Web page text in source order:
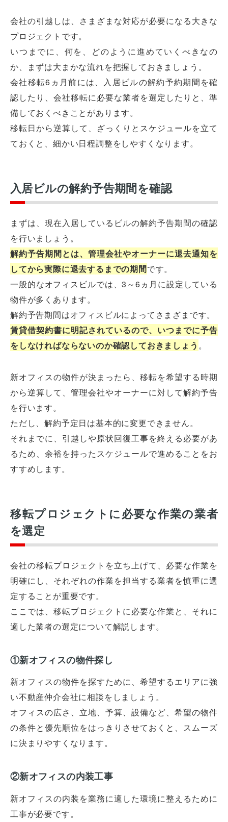
会社の引越しは、さまざまな対応が必要になる大きな
プロジェクトです。
いつまでに、何を、どのように進めていくべきなの
か、まずは大まかな流れを把握しておきましょう。
会社移転6ヵ月前には、入居ビルの解約予約期間を確
認したり、会社移転に必要な業者を選定したりと、準
備しておくべきことがあります。
移転日から逆算して、ざっくりとスケジュールを立て
ておくと、細かい日程調整をしやすくなります。
入居ビルの解約予告期間を確認
まずは、現在入居しているビルの解約予告期間の確認
を行いましょう。
解約予告期間とは、管理会社やオーナーに退去通知を
してから実際に退去するまでの期間です。
一般的なオフィスビルでは、3～6ヵ月に設定している
物件が多くあります。
解約予告期間はオフィスビルによってさまざまです。
賃貸借契約書に明記されているので、いつまでに予告
をしなければならないのか確認しておきましょう 。
新オフィスの物件が決まったら、移転を希望する時期
から逆算して、管理会社やオーナーに対して解約予告
を行います。
ただし、解約予定日は基本的に変更できません。
それまでに、引越しや原状回復工事を終える必要があ
るため、余裕を持ったスケジュールで進めることをお
すすめします。
移転プロジェクトに必要な作業の業者
を選定
会社の移転プロジェクトを立ち上げて、必要な作業を
明確にし、それぞれの作業を担当する業者を慎重に選
定することが重要です。
ここでは、移転プロジェクトに必要な作業と、それに
適した業者の選定について解説します。
①新オフィスの物件探し
新オフィスの物件を探すために、希望するエリアに強
い不動産仲介会社に相談をしましょう。
オフィスの広さ、立地、予算、設備など、希望の物件
の条件と優先順位をはっきりさせておくと、スムーズ
に決まりやすくなります。
②新オフィスの内装工事
新オフィスの内装を業務に適した環境に整えるために
工事が必要です。